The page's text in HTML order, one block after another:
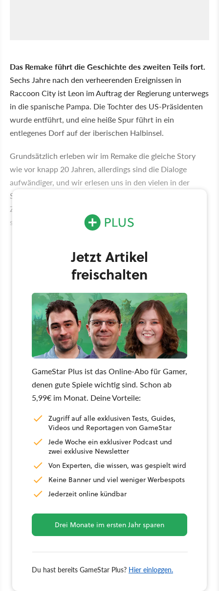
Das Remake führt die Geschichte des zweiten Teils fort.
Sechs Jahre nach den verheerenden Ereignissen in
Raccoon City ist Leon im Auftrag der Regierung unterwegs
in die spanische Pampa. Die Tochter des US-Präsidenten
wurde entführt, und eine heiße Spur führt in ein
entlegenes Dorf auf der iberischen Halbinsel.
Grundsätzlich erleben wir im Remake die gleiche Story
wie vor knapp 20 Jahren, allerdings sind die Dialoge
aufwändiger, und wir erlesen uns in den vielen in der
Spielwelt verteilten Akten mehr Hintergründe und
Zusammenhänge, was die Spielerfahrung der etwa 20-
stündigen Kampagne immersiver macht.
Jetzt Artikel
freischalten
GameStar Plus ist das Online-Abo für Gamer,
denen gute Spiele wichtig sind. Schon ab
5,99€ im Monat. Deine Vorteile:
Zugriff auf alle exklusiven Tests, Guides,
Videos und Reportagen von GameStar
Jede Woche ein exklusiver Podcast und
zwei exklusive Newsletter
Von Experten, die wissen, was gespielt wird
Keine Banner und viel weniger Werbespots
Jederzeit online kündbar
Drei Monate im ersten Jahr sparen
Du hast bereits GameStar Plus? Hier einloggen.